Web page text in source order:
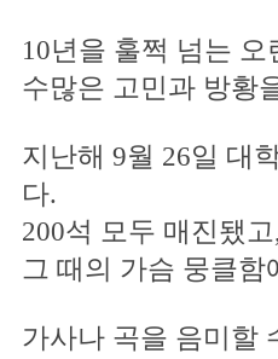
10년을 훌쩍 넘는
수많은 고민과 방황
지난해 9월 26일 대
다.
200석 모두 매진됐
그 때의 가슴 뭉클함
가사나 곡을 음미할